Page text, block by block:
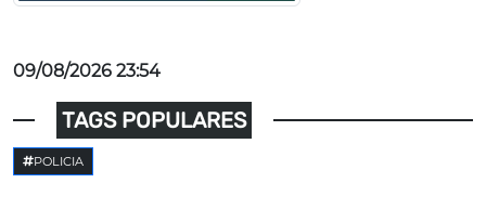
09/08/2026 23:54
TAGS POPULARES
POLICIA